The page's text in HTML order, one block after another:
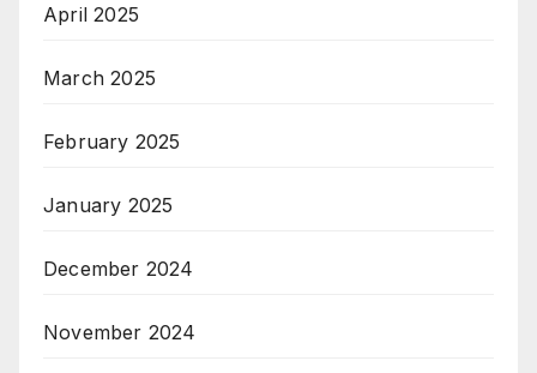
April 2025
March 2025
February 2025
January 2025
December 2024
November 2024